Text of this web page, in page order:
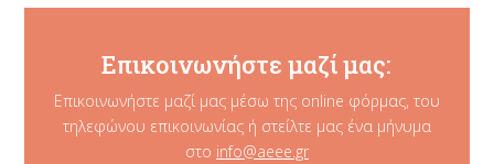
Επικοινωνήστε μαζί μας:
Επικοινωνήστε μαζί μας μέσω της online φόρμας, του
τηλεφώνου επικοινωνίας ή στείλτε μας ένα μήνυμα
στο info@aeee.gr